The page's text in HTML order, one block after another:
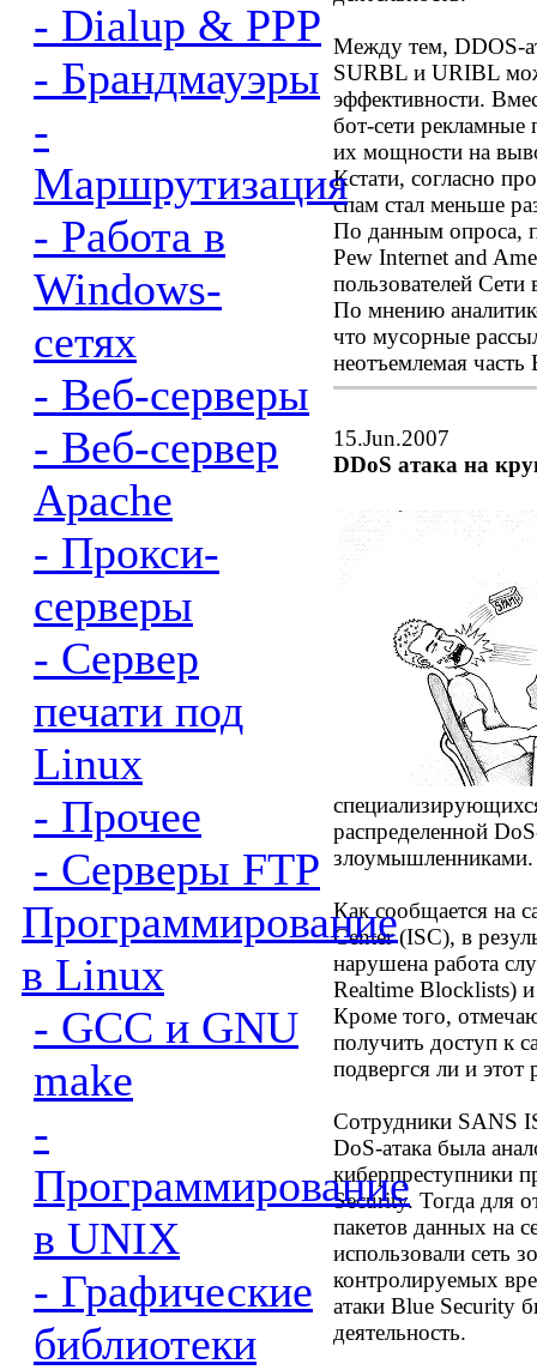
- Dialup & PPP
- Брандмауэры
-
Маршрутизация
- Работа в
Windows-
сетях
- Веб-серверы
- Веб-сервер
Apache
- Прокси-
серверы
- Сервер
печати под
Linux
- Прочее
- Серверы FTP
Программирование
в Linux
- GCC и GNU
make
-
Программирование
в UNIX
- Графические
библиотеки
Между тем, DDOS-
SURBL и URIBL
эффективности.
бот-сети
их мощности на
Кстати, согласно
спам стал меньше
По данным опроса,
Pew Internet and
пользователей
По мнению
что мусорные
неотъемлемая
15.Jun.2007
DDoS атака на
распределенной
злоумышленниками.
Как сообщается на
Center (ISC), в
нарушена работа
Realtime Blocklists)
Кроме того,
получить доступ к
подвергся ли и этот
Сотрудники SANS
DoS-атака была
киберпреступники
Security. Тогда для
пакетов данных на
использовали сеть
контролируемых
атаки Blue Security
деятельность.